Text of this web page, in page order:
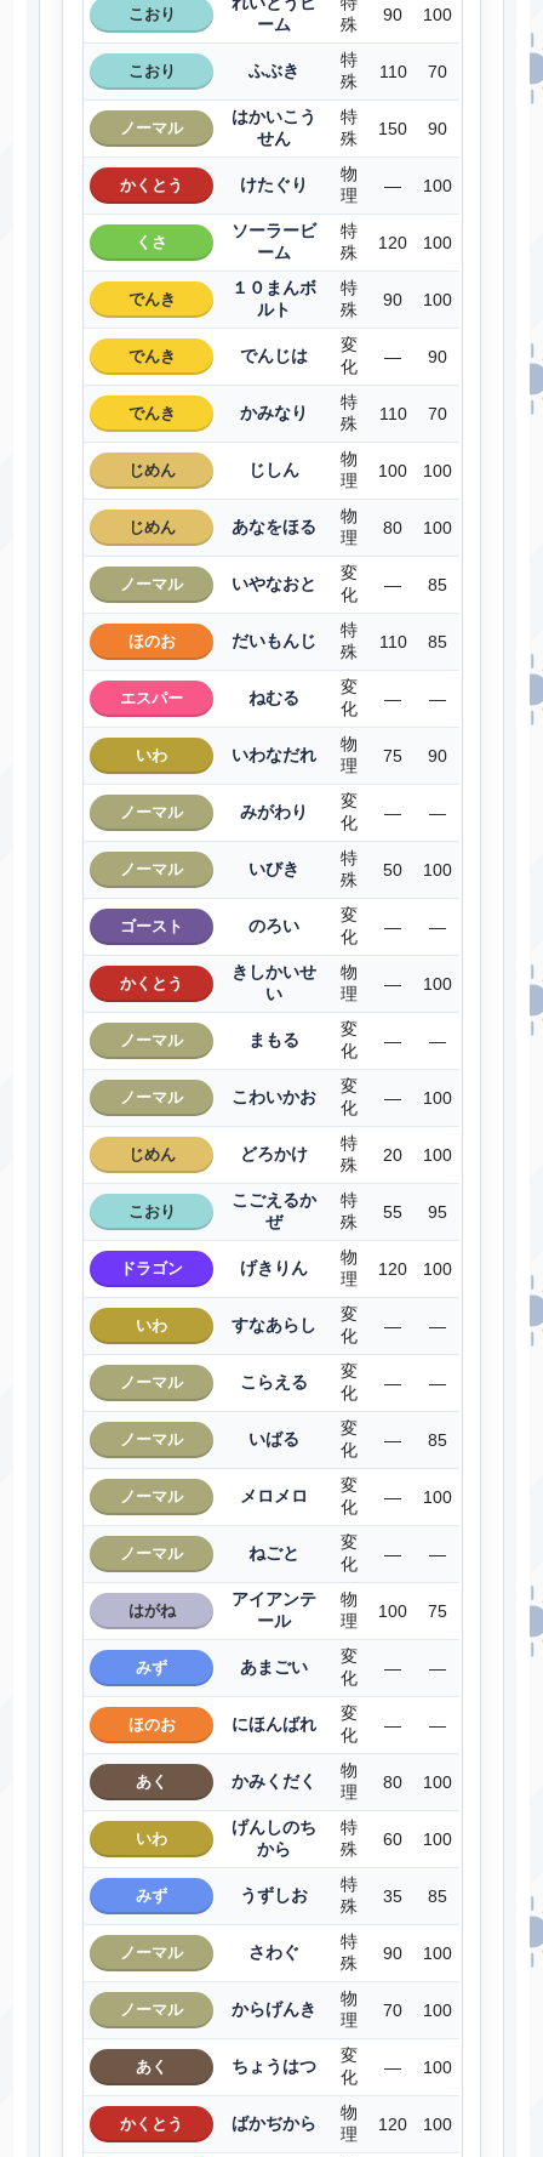
こおり
ーム
殊
90 100
こおり ふぶき
特
殊
110 70
ノーマル
はかいこう
せん
特
殊
150 90
かくとう けたぐり
物
理
― 100
くさ
ソーラービ
ーム
特
殊
120 100
でんき
１０まんボ
ルト
特
殊
90 100
でんき でんじは
変
化
― 90
でんき かみなり
特
殊
110 70
じめん じしん
物
理
100 100
じめん あなをほる
物
理
80 100
ノーマル いやなおと
変
化
― 85
ほのお だいもんじ
特
殊
110 85
エスパー ねむる
変
化
― ―
いわ いわなだれ
物
理
75 90
ノーマル みがわり
変
化
― ―
ノーマル いびき
特
殊
50 100
ゴースト のろい
変
化
― ―
かくとう
きしかいせ
い
物
理
― 100
ノーマル まもる
変
化
― ―
ノーマル こわいかお
変
化
― 100
じめん どろかけ
特
殊
20 100
こおり
こごえるか
ぜ
特
殊
55 95
ドラゴン げきりん
物
理
120 100
いわ すなあらし
変
化
― ―
ノーマル こらえる
変
化
― ―
ノーマル いばる
変
化
― 85
ノーマル メロメロ
変
化
― 100
ノーマル ねごと
変
化
― ―
はがね
アイアンテ
ール
物
理
100 75
みず あまごい
変
化
― ―
ほのお にほんばれ
変
化
― ―
あく かみくだく
物
理
80 100
いわ
げんしのち
から
特
殊
60 100
みず うずしお
特
殊
35 85
ノーマル さわぐ
特
殊
90 100
ノーマル からげんき
物
理
70 100
あく ちょうはつ
変
化
― 100
かくとう ばかぢから
物
理
120 100